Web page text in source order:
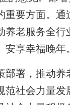
要方面。
老服务全
安享幸福晚年
署，推动养
范社会力量